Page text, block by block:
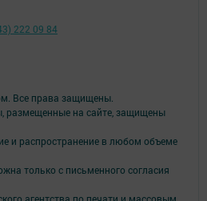
Все права защищены.
на сайте, защищены
и распространение в любом объеме
только с письменного согласия
агентства по печати и массовым
222 09 84